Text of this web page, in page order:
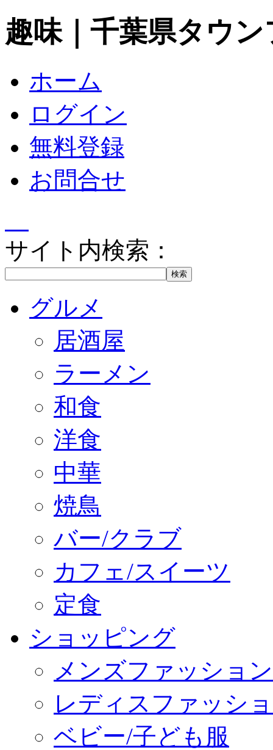
趣味｜千葉県タウ
ホーム
ログイン
無料登録
お問合せ
サイト内検索：
グルメ
居酒屋
ラーメン
和食
洋食
中華
焼鳥
バー/クラブ
カフェ/スイーツ
定食
ショッピング
メンズファッション
レディスファッシ
ベビー/子ども服